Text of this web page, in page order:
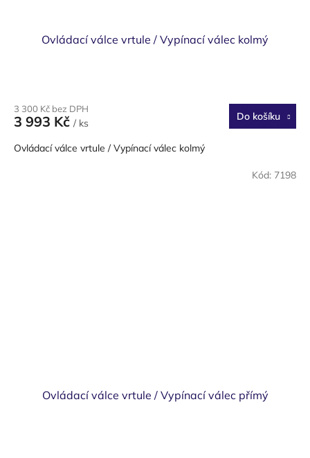
Ovládací válce vrtule / Vypínací válec kolmý
3 300 Kč bez DPH
3 993 Kč / ks
Do košíku
Ovládací válce vrtule / Vypínací válec kolmý
Ovládací válce vrtule / Vypínací válec přímý
Kód: 7198